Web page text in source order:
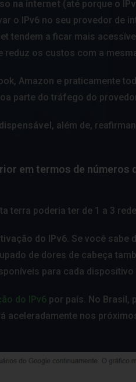
na internet (até porque o
o IPv6 no seu provedor de
tendem a ficar mais
reduz os custos com a
Amazon e praticamente
parte do tráfego do
, além de,
em termos de números
terra poderia ter de 1 a 3
do IPv6 . Se você
de dores de cabeça
para cada dispositivo
do IPv6 por país. No Brasil,
aceleradamente nos